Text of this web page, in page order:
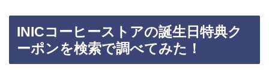
INICコーヒーストアの誕生日特典ク
ーポンを検索で調べてみた！